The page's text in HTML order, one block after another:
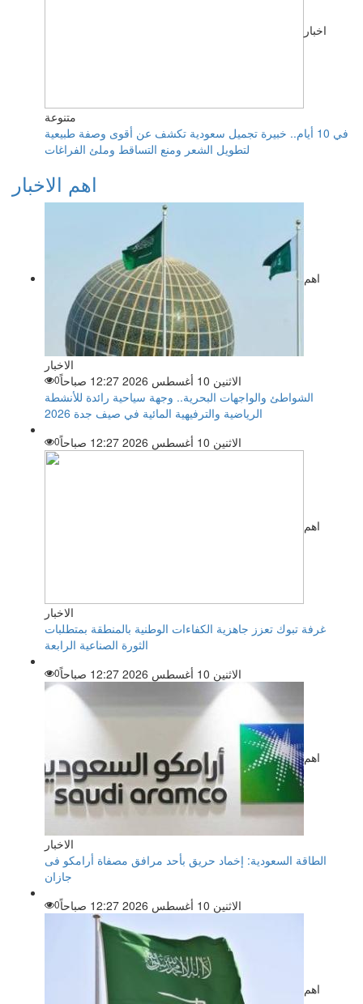
اخبار
متنوعة
في 10 أيام.. خبيرة تجميل سعودية تكشف عن أقوى وصفة طبيعية
لتطويل الشعر ومنع التساقط وملئ الفراغات
اهم الاخبار
اهم
الاخبار
الاثنين 10 أغسطس 2026 12:27 صباحاً
0
الشواطئ والواجهات البحرية.. وجهة سياحية رائدة للأنشطة
الرياضية والترفيهية المائية في صيف جدة 2026
الاثنين 10 أغسطس 2026 12:27 صباحاً
0
اهم
الاخبار
غرفة تبوك تعزز جاهزية الكفاءات الوطنية بالمنطقة بمتطلبات
الثورة الصناعية الرابعة
الاثنين 10 أغسطس 2026 12:27 صباحاً
0
اهم
الاخبار
الطاقة السعودية: إخماد حريق بأحد مرافق مصفاة أرامكو فى
جازان
الاثنين 10 أغسطس 2026 12:27 صباحاً
0
اهم